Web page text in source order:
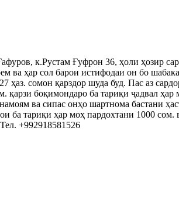
к.Рустам Ғуфрон 36, ҳоли ҳозир
ва ҳар сол барои истифодаи он бо
сомон қарздор шуда буд. Пас аз
боқимондаро ба тариқи ҷадвал
ва сипас онҳо шартнома бастани
тариқи ҳар моҳ пардохтани 1000 сом.
+992918581526